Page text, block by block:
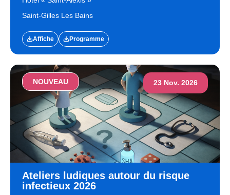
Saint-Gilles Les Bains
Affiche Programme
NOUVEAU 23 Nov. 2026
Ateliers ludiques autour du risque
infectieux 2026